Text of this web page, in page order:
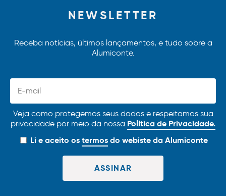
NEWSLETTER
Receba notícias, últimos lançamentos, e tudo sobre a
Alumiconte.
Veja como protegemos seus dados e respeitamos sua
privacidade por meio da nossa Política de Privacidade.
Li e aceito ostermosdo webiste da Alumiconte